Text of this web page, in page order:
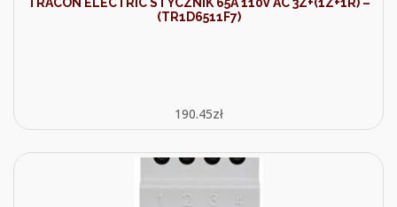
(TR1D6511F7)
190.45zł